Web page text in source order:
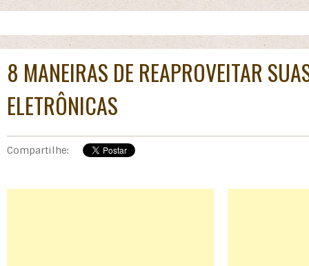
8 MANEIRAS DE REAPROVEITAR
ELETRÔNICAS
Compartilhe: